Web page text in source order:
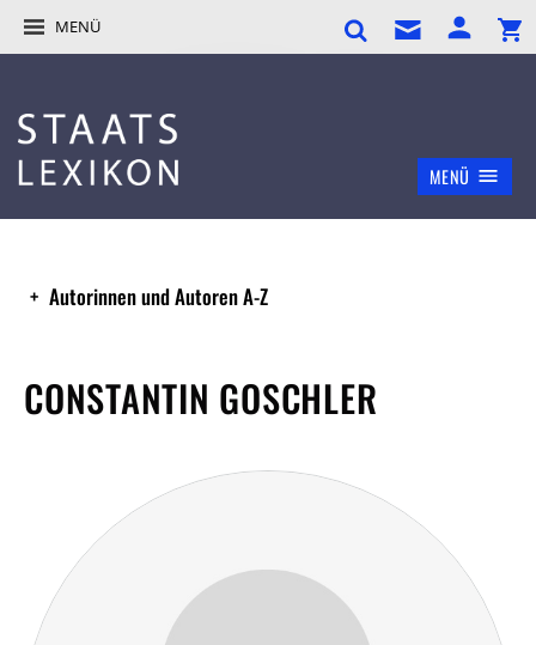
MENÜ
MENÜ
Autorinnen und Autoren A-Z
CONSTANTIN GOSCHLER